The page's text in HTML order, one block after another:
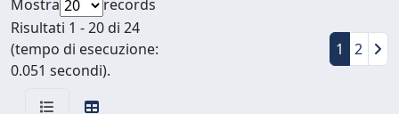
Mostra
records
Risultati 1 - 20 di 24
(tempo di esecuzione:
0.051 secondi).
1 2